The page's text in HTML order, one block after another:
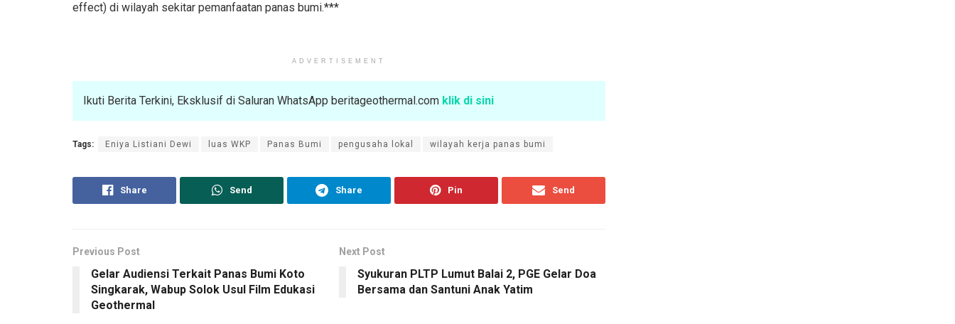
effect) di wilayah sekitar pemanfaatan panas bumi.***
ADVERTISEMENT
Ikuti Berita Terkini, Eksklusif di Saluran WhatsApp beritageothermal.com klik di sini
Tags: Eniya Listiani Dewi luas WKP Panas Bumi pengusaha lokal wilayah kerja panas bumi
Share Send Share Pin Send
Previous Post
Gelar Audiensi Terkait Panas Bumi Koto
Singkarak, Wabup Solok Usul Film Edukasi
Geothermal
Next Post
Syukuran PLTP Lumut Balai 2, PGE Gelar Doa
Bersama dan Santuni Anak Yatim